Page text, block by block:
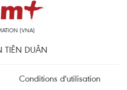
(VNA)
TIÊN DUÂN
Conditions d'utilisation